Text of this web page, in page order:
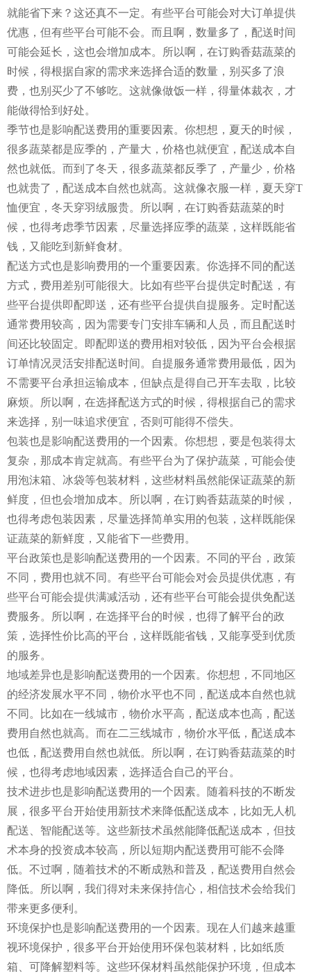
就能省下来？这还真不一定。有些平台可能会对大订单提供
优惠，但有些平台可能不会。而且啊，数量多了，配送时间
可能会延长，这也会增加成本。所以啊，在订购香菇蔬菜的
时候，得根据自家的需求来选择合适的数量，别买多了浪
费，也别买少了不够吃。这就像做饭一样，得量体裁衣，才
能做得恰到好处。
季节也是影响配送费用的重要因素。你想想，夏天的时候，
很多蔬菜都是应季的，产量大，价格也就便宜，配送成本自
然也就低。而到了冬天，很多蔬菜都反季了，产量少，价格
也就贵了，配送成本自然也就高。这就像衣服一样，夏天穿T
恤便宜，冬天穿羽绒服贵。所以啊，在订购香菇蔬菜的时
候，也得考虑季节因素，尽量选择应季的蔬菜，这样既能省
钱，又能吃到新鲜食材。
配送方式也是影响费用的一个重要因素。你选择不同的配送
方式，费用差别可能很大。比如有些平台提供定时配送，有
些平台提供即配即送，还有些平台提供自提服务。定时配送
通常费用较高，因为需要专门安排车辆和人员，而且配送时
间还比较固定。即配即送的费用相对较低，因为平台会根据
订单情况灵活安排配送时间。自提服务通常费用最低，因为
不需要平台承担运输成本，但缺点是得自己开车去取，比较
麻烦。所以啊，在选择配送方式的时候，得根据自己的需求
来选择，别一味追求便宜，否则可能得不偿失。
包装也是影响配送费用的一个因素。你想想，要是包装得太
复杂，那成本肯定就高。有些平台为了保护蔬菜，可能会使
用泡沫箱、冰袋等包装材料，这些材料虽然能保证蔬菜的新
鲜度，但也会增加成本。所以啊，在订购香菇蔬菜的时候，
也得考虑包装因素，尽量选择简单实用的包装，这样既能保
证蔬菜的新鲜度，又能省下一些费用。
平台政策也是影响配送费用的一个因素。不同的平台，政策
不同，费用也就不同。有些平台可能会对会员提供优惠，有
些平台可能会提供满减活动，还有些平台可能会提供免配送
费服务。所以啊，在选择平台的时候，也得了解平台的政
策，选择性价比高的平台，这样既能省钱，又能享受到优质
的服务。
地域差异也是影响配送费用的一个因素。你想想，不同地区
的经济发展水平不同，物价水平也不同，配送成本自然也就
不同。比如在一线城市，物价水平高，配送成本也高，配送
费用自然也就高。而在二三线城市，物价水平低，配送成本
也低，配送费用自然也就低。所以啊，在订购香菇蔬菜的时
候，也得考虑地域因素，选择适合自己的平台。
技术进步也是影响配送费用的一个因素。随着科技的不断发
展，很多平台开始使用新技术来降低配送成本，比如无人机
配送、智能配送等。这些新技术虽然能降低配送成本，但技
术本身的投资成本较高，所以短期内配送费用可能不会降
低。不过啊，随着技术的不断成熟和普及，配送费用自然会
降低。所以啊，我们得对未来保持信心，相信技术会给我们
带来更多便利。
环境保护也是影响配送费用的一个因素。现在人们越来越重
视环境保护，很多平台开始使用环保包装材料，比如纸质
箱、可降解塑料等。这些环保材料虽然能保护环境，但成本